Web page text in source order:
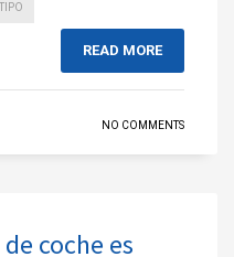
TIPO
READ MORE
NO COMMENTS
coche es